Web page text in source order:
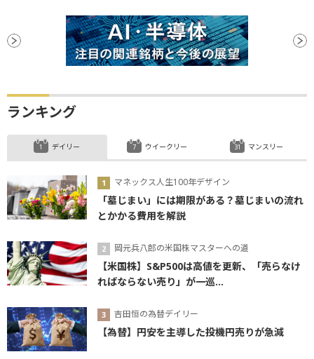
ランキング
デイリー
マネックス人生100年デザイン
「墓じまい」には期限がある？墓じまいの流れ
とかかる費用を解説
岡元兵八郎の米国株マスターへの道
【米国株】S&P500は高値を更新、「売らなけ
ればならない売り」が一巡...
吉田恒の為替デイリー
【為替】円安を主導した投機円売りが急減
ウイークリー マンスリー